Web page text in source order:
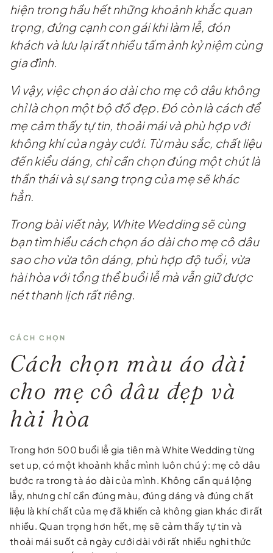
hiện trong hầu hết những khoảnh khắc quan
trọng, đứng cạnh con gái khi làm lễ, đón
khách và lưu lại rất nhiều tấm ảnh kỷ niệm cùng
gia đình.
Vì vậy, việc chọn áo dài cho mẹ cô dâu không
chỉ là chọn một bộ đồ đẹp. Đó còn là cách để
mẹ cảm thấy tự tin, thoải mái và phù hợp với
không khí của ngày cưới. Từ màu sắc, chất liệu
đến kiểu dáng, chỉ cần chọn đúng một chút là
thần thái và sự sang trọng của mẹ sẽ khác
hẳn.
Trong bài viết này, White Wedding sẽ cùng
bạn tìm hiểu cách chọn áo dài cho mẹ cô dâu
sao cho vừa tôn dáng, phù hợp độ tuổi, vừa
hài hòa với tổng thể buổi lễ mà vẫn giữ được
nét thanh lịch rất riêng.
CÁCH CHỌN
Cách chọn màu áo dài
cho mẹ cô dâu đẹp và
hài hòa
Trong hơn 500 buổi lễ gia tiên mà White Wedding từng
set up, có một khoảnh khắc mình luôn chú ý: mẹ cô dâu
bước ra trong tà áo dài của mình. Không cần quá lộng
lẫy, nhưng chỉ cần đúng màu, đúng dáng và đúng chất
liệu là khí chất của mẹ đã khiến cả không gian khác đi rất
nhiều. Quan trọng hơn hết, mẹ sẽ cảm thấy tự tin và
thoải mái suốt cả ngày cưới dài với rất nhiều nghi thức